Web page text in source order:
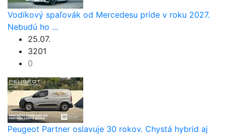
Vodíkový spaľovák od Mercedesu príde v roku 2027.
Nebudú ho ...
25.07.
3201
0
Peugeot Partner oslavuje 30 rokov. Chystá hybrid aj